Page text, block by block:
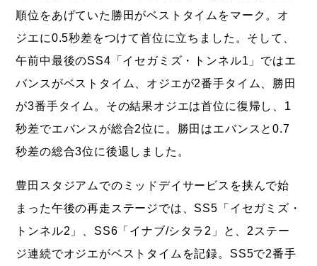
順位をあげていた勝田がベストタイムをマーク。オ
ジエに0.5秒差をつけて首位に立ちました。そして、
午前中最後のSS4「イセガミズ・トンネル1」ではエ
バンスがベストタイム、オジエが2番手タイム、勝田
が3番手タイム。その結果オジエは首位に復帰し、1
秒差でエバンスが総合2位に。勝田はエバンスと0.7
秒差の総合3位に後退しました。
豊田スタジアムでのミッドデイサービスを挟んで始
まった午後の再走ステージでは、SS5「イセガミズ・
トンネル2」、SS6「イナブ/シタラ2」と、2ステー
ジ連続でオジエがベストタイムを記録。SS5で2番手